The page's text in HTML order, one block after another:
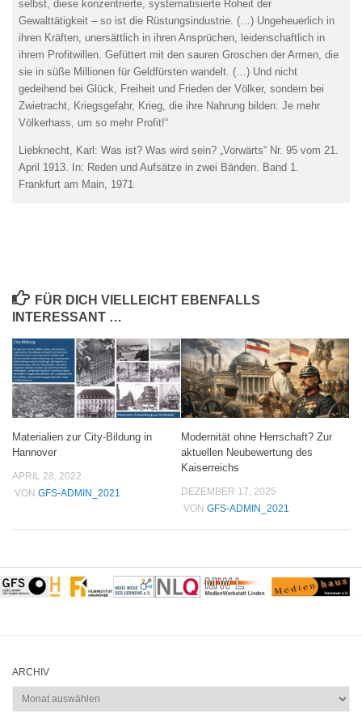
selbst, diese konzentrierte, systematisierte Roheit der
Gewalttätigkeit – so ist die Rüstungsindustrie. (…) Ungeheuerlich in
ihren Kräften, unersättlich in ihren Ansprüchen, leidenschaftlich in
ihrem Profitwillen. Gefüttert mit den sauren Groschen der Armen, die
sie in süße Millionen für Geldfürsten wandelt. (…) Und nicht
gedeihend bei Glück, Freiheit und Frieden der Völker, sondern bei
Zwietracht, Kriegsgefahr, Krieg, die ihre Nahrung bilden: Je mehr
Völkerhass, um so mehr Profit!“
Liebknecht, Karl: Was ist? Was wird sein? „Vorwärts“ Nr. 95 vom 21.
April 1913. In: Reden und Aufsätze in zwei Bänden. Band 1.
Frankfurt am Main, 1971
FÜR DICH VIELLEICHT EBENFALLS
INTERESSANT …
Materialien zur City-Bildung in
Hannover
APRIL 28, 2022
VON GFS-ADMIN_2021
Modernität ohne Herrschaft? Zur
aktuellen Neubewertung des
Kaiserreichs
DEZEMBER 17, 2025
VON GFS-ADMIN_2021
ARCHIV
Archiv